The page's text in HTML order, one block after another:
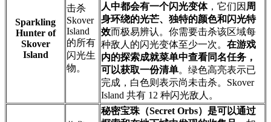
Sparkling
Hunter of
Skover
Island
击杀
Skover
Island
的所有
闪光生
物。
人中都会有一个闪光变体，它们因 周
身环绕的光芒、独特的颜色和闪光特
效而极易辨认。你需要击杀该区域每
种敌人的闪光变体至少一次。 在游戏
内的探索成就菜单中查看同名任务，
可以获取一份清单。绿色高亮表示已
完成，白色则表示尚未击杀。Skover
Island 共有 12 种闪光敌人。
秘密宝珠（Secret Orbs）是可以通过